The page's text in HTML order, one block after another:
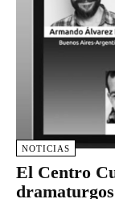
NOTICIAS
El Centro